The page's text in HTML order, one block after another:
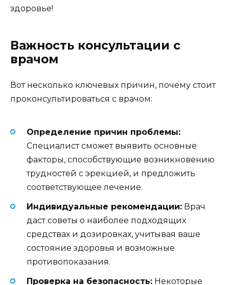
здоровье!
Важность консультации с
врачом
Вот несколько ключевых причин, почему стоит
проконсультироваться с врачом:
Определение причин проблемы:
Специалист сможет выявить основные
факторы, способствующие возникновению
трудностей с эрекцией, и предложить
соответствующее лечение.
Индивидуальные рекомендации: Врач
даст советы о наиболее подходящих
средствах и дозировках, учитывая ваше
состояние здоровья и возможные
противопоказания.
Проверка на безопасность: Некоторые